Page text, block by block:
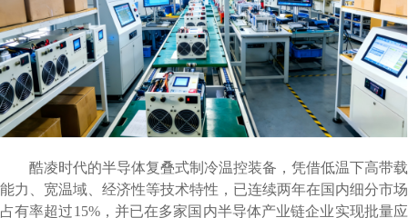
酷凌时代的半导体复叠式制冷温控装备，凭借低温下高带载
能力、宽温域、经济性等技术特性，已连续两年在国内细分市场
占有率超过15%，并已在多家国内半导体产业链企业实现批量应